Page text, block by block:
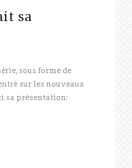
sa
sous forme de
sur les nouveaux
sa présentation: